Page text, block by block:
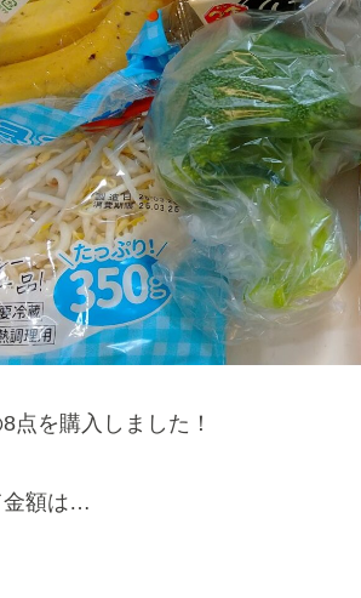
点を購入しました！
金額は…